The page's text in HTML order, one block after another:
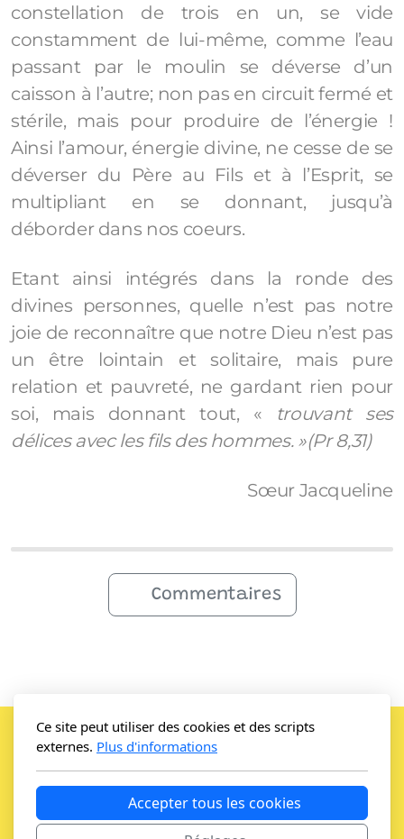
constellation de trois en un, se vide
constamment de lui-même, comme l’eau
passant par le moulin se déverse d’un
caisson à l’autre; non pas en circuit fermé et
stérile, mais pour produire de l’énergie !
Ainsi l’amour, énergie divine, ne cesse de se
déverser du Père au Fils et à l’Esprit, se
multipliant en se donnant, jusqu’à
déborder dans nos coeurs.
Etant ainsi intégrés dans la ronde des
divines personnes, quelle n’est pas notre
joie de reconnaître que notre Dieu n’est pas
un être lointain et solitaire, mais pure
relation et pauvreté, ne gardant rien pour
soi, mais donnant tout, «
trouvant ses
délices avec les fils des hommes. »(Pr 8,31)
Sœur Jacqueline
Commentaires
Soeurs de Saint Maurice - la Pelouse
Route de Chiètres 27 / 1880 Bex
Ce site peut utiliser des cookies et des scripts
externes. Plus d'informations
Accepter tous les cookies